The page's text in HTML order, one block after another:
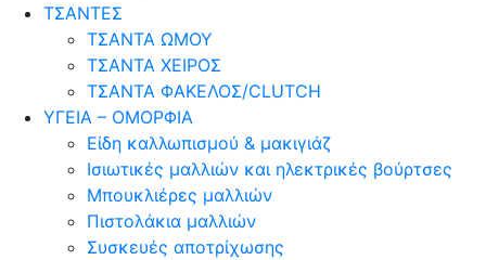
ΤΣΑΝΤΕΣ
ΤΣΑΝΤΑ ΩΜΟΥ
ΤΣΑΝΤΑ ΧΕΙΡΟΣ
ΤΣΑΝΤΑ ΦΑΚΕΛΟΣ/CLUTCH
ΥΓΕΙΑ – ΟΜΟΡΦΙΑ
Είδη καλλωπισμού & μακιγιάζ
Ισιωτικές μαλλιών και ηλεκτρικές βούρτσες
Μπουκλιέρες μαλλιών
Πιστολάκια μαλλιών
Συσκευές αποτρίχωσης